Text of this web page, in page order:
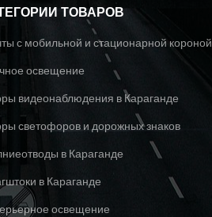
ТОВАРОВ
с мобильной и стационарной короной
освещение
видеонаблюдения в Караганде
светофоров и дорожных знаков
в Караганде
в Караганде
освещение